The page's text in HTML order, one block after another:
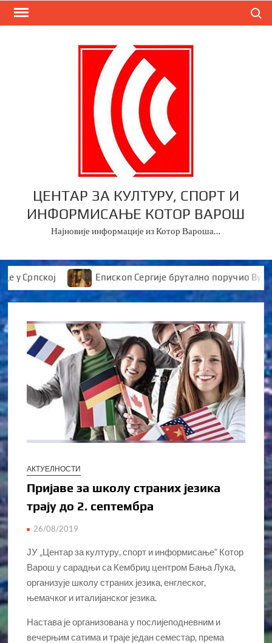
Skip
ЦЕНТАР ЗА КУЛТУРУ, СПОРТ И
ИНФОРМИСАЊЕ КОТОР ВАРОШ
Најновије информације из Котор Вароша…
Епископ Сергије брутално поручио
АКТУЕЛНОСТИ
Пријаве за школу страних језика
трају до 2. септембра
26/08/2019
ЈУ „Центар за културу, спорт и информисање“ Котор
Варош у сарадњи са Кембриџ центром Бања Лука,
организује школу страних језика, енглеског,
њемачког и италијанског језика.
Настава је организована у послијеподневним и
вечерњим сатима и траје један семестар, према